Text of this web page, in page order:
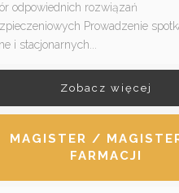
odpowiednich rozwiązań
Prowadzenie
i stacjonarnych...
Zobacz więcej
MAGISTER /
FARMACJI